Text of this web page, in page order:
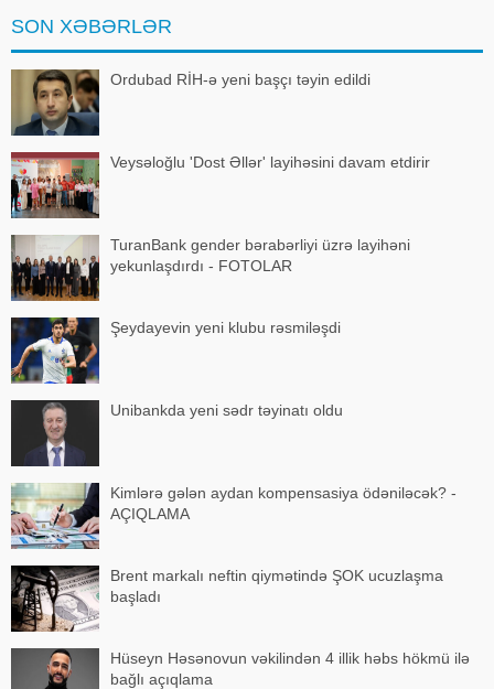
Xilasetmə Xidmətinin dalğıclar
SON XƏBƏRLƏR
Ordubad RİH-ə yeni başçı təyin edildi
Veysəloğlu 'Dost Əllər' layihəsini davam etdirir
TuranBank gender bərabərliyi üzrə layihəni
yekunlaşdırdı - FOTOLAR
Şeydayevin yeni klubu rəsmiləşdi
Unibankda yeni sədr təyinatı oldu
Kimlərə gələn aydan kompensasiya ödəniləcək? -
AÇIQLAMA
Brent markalı neftin qiymətində ŞOK ucuzlaşma
başladı
Hüseyn Həsənovun vəkilindən 4 illik həbs hökmü ilə
bağlı açıqlama